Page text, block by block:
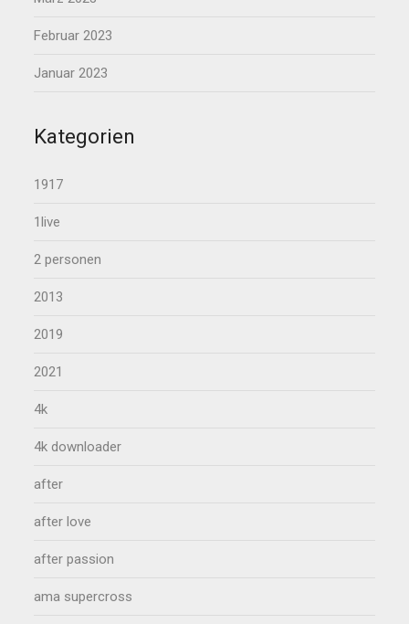
Februar 2023
Januar 2023
Kategorien
1917
1live
2 personen
2013
2019
2021
4k
4k downloader
after
after love
after passion
ama supercross